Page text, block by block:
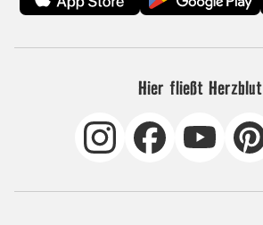
Hier fließt Herzblut